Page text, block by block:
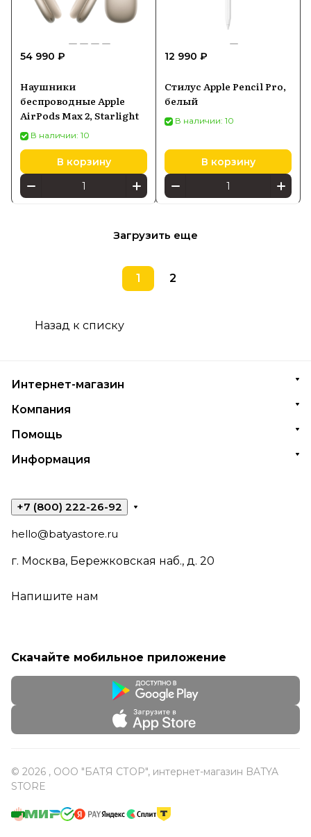
54 990 ₽
Наушники
беспроводные Apple
AirPods Max 2, Starlight
В наличии: 10
В корзину
12 990 ₽
Стилус Apple Pencil Pro,
белый
В наличии: 10
В корзину
Загрузить еще
1 2
Назад к списку
Интернет-магазин
Компания
Помощь
Информация
+7 (800) 222-26-92
hello@batyastore.ru
г. Москва, Бережковская наб., д. 20
Напишите нам
Скачайте мобильное приложение
© 2026 , ООО "БАТЯ СТОР", интернет-магазин BATYA
STORE